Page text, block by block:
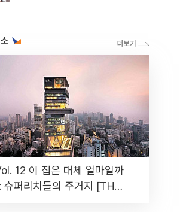
12 이 집은 대체 얼마일까
: 슈퍼리치들의 주거지 [THE